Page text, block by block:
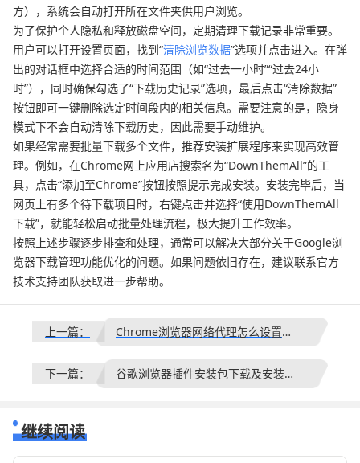
方），系统会自动打开所在文件夹供用户浏览。
为了保护个人隐私和释放磁盘空间，定期清理下载记录非常重要。
用户可以打开设置页面，找到“清除浏览数据”选项并点击进入。在弹
出的对话框中选择合适的时间范围（如“过去一小时”“过去24小
时”），同时确保勾选了“下载历史记录”选项，最后点击“清除数据”
按钮即可一键删除选定时间段内的相关信息。需要注意的是，隐身
模式下不会自动清除下载历史，因此需要手动维护。
如果经常需要批量下载多个文件，推荐安装扩展程序来实现高效管
理。例如，在Chrome网上应用店搜索名为“DownThemAll”的工
具，点击“添加至Chrome”按钮按照提示完成安装。安装完毕后，当
网页上有多个待下载项目时，右键点击并选择“使用DownThemAll
下载”，就能轻松启动批量处理流程，极大提升工作效率。
按照上述步骤逐步排查和处理，通常可以解决大部分关于Google浏
览器下载管理功能优化的问题。如果问题依旧存在，建议联系官方
技术支持团队获取进一步帮助。
上一篇： Chrome浏览器网络代理怎么设置方便实用
下一篇： 谷歌浏览器插件安装包下载及安装教程
继续阅读